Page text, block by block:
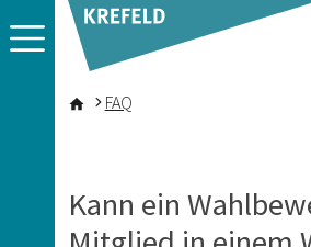
Direkt zum Inhalt
Pfadnavigation
FAQ
Kann ein